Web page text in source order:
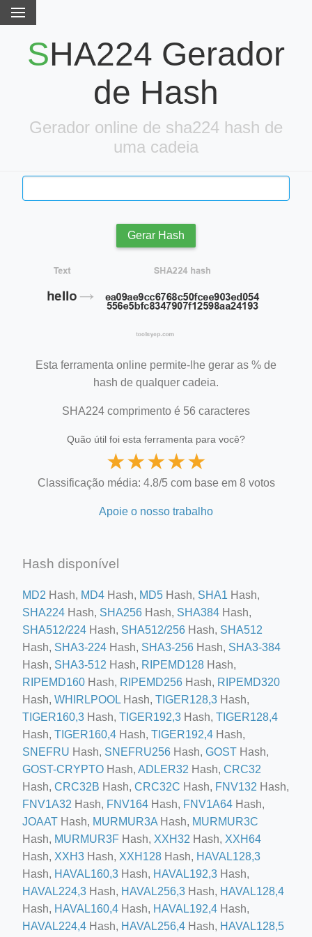
crew-neck-navy-blue/
feed-calculator
SHA224 Gerador
de Hash
Gerador online de sha224 hash de
uma cadeia
Gerar Hash
Esta ferramenta online permite-lhe gerar as % de
hash de qualquer cadeia.
SHA224 comprimento é 56 caracteres
Quão útil foi esta ferramenta para você?
★★★★★
Classificação média: 4.8/5 com base em 8 votos
Apoie o nosso trabalho
Hash disponível
MD2 Hash, MD4 Hash, MD5 Hash, SHA1 Hash,
SHA224 Hash, SHA256 Hash, SHA384 Hash,
SHA512/224 Hash, SHA512/256 Hash, SHA512
Hash, SHA3-224 Hash, SHA3-256 Hash, SHA3-384
Hash, SHA3-512 Hash, RIPEMD128 Hash,
RIPEMD160 Hash, RIPEMD256 Hash, RIPEMD320
Hash, WHIRLPOOL Hash, TIGER128,3 Hash,
TIGER160,3 Hash, TIGER192,3 Hash, TIGER128,4
Hash, TIGER160,4 Hash, TIGER192,4 Hash,
SNEFRU Hash, SNEFRU256 Hash, GOST Hash,
GOST-CRYPTO Hash, ADLER32 Hash, CRC32
Hash, CRC32B Hash, CRC32C Hash, FNV132 Hash,
FNV1A32 Hash, FNV164 Hash, FNV1A64 Hash,
JOAAT Hash, MURMUR3A Hash, MURMUR3C
Hash, MURMUR3F Hash, XXH32 Hash, XXH64
Hash, XXH3 Hash, XXH128 Hash, HAVAL128,3
Hash, HAVAL160,3 Hash, HAVAL192,3 Hash,
HAVAL224,3 Hash, HAVAL256,3 Hash, HAVAL128,4
Hash, HAVAL160,4 Hash, HAVAL192,4 Hash,
HAVAL224,4 Hash, HAVAL256,4 Hash, HAVAL128,5